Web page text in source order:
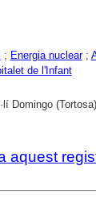
; Energia nuclear;
de l'Infant
Domingo (Tortosa)
aquest